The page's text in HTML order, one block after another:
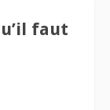
faut